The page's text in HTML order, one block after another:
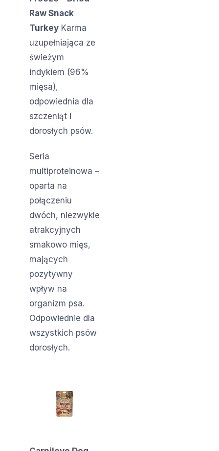
Raw Snack
Turkey Karma
uzupełniająca ze
świeżym
indykiem (96%
mięsa),
odpowiednia dla
szczeniąt i
dorosłych psów.
Seria
multiproteinowa –
oparta na
połączeniu
dwóch, niezwykle
atrakcyjnych
smakowo mięs,
mających
pozytywny
wpływ na
organizm psa.
Odpowiednie dla
wszystkich psów
dorosłych.